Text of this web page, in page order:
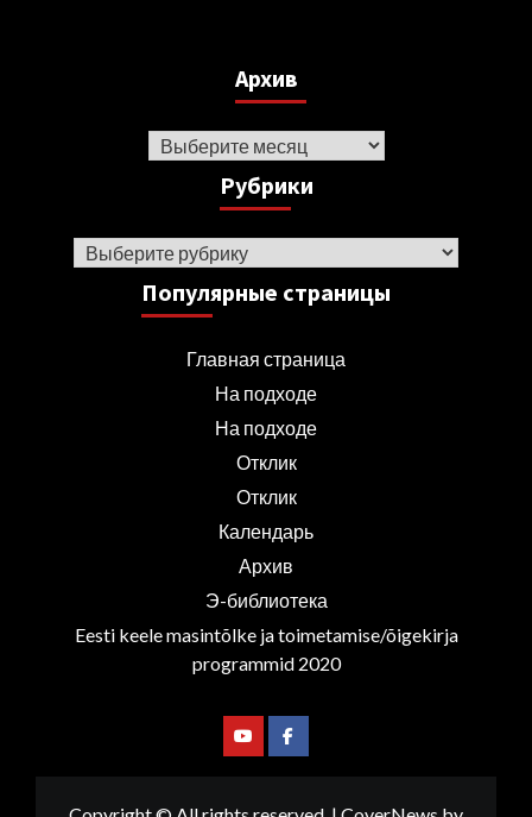
Архив
Архив
Рубрики
Рубрики
Популярные страницы
Главная страница
На подходе
На подходе
Отклик
Отклик
Календарь
Архив
Э-библиотека
Eesti keele masintõlke ja toimetamise/õigekirja
programmid 2020
YoutubeFacebook